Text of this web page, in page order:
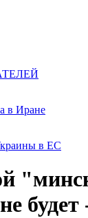
в Иране
в ЕС